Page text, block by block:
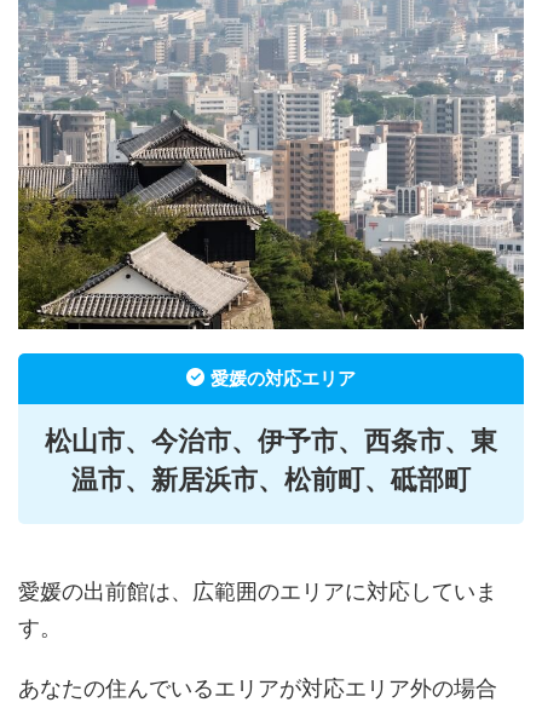
愛媛の対応エリア
松山市、今治市、伊予市、西条市、東
温市、新居浜市、松前町、砥部町
愛媛の出前館は、広範囲のエリアに対応していま
す。
あなたの住んでいるエリアが対応エリア外の場合